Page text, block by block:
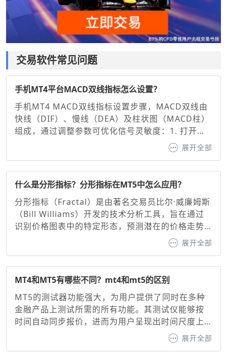
交易软件常见问题
手机MT4平台MACD双线指标怎么设置？
手机MT4 MACD双线指标设置步骤，MACD双线由
快线（DIF）、慢线（DEA）及柱状图（MACD柱）
组成，通过调整参数可优化信号灵敏度：1. 打开图
表并添加指标：在MT4手机端选择交易品种图表，
点击底部“指标”按钮，搜索并添加“MACD”。2. 基础
（26周期EMA）、信号线（9周期EMA）。调整建
议：快线与慢线：缩短周期（如10/20）可增强灵敏
度，延长周期（如20/50）可过滤噪音。信号线：通
常固定为9周期EMA，用于确认买卖信号。
展开全部
什么是分形指标？分形指标在MT5中怎么应用？
分形指标（Fractal）是由著名交易员比尔·威廉姆斯
（Bill Williams）开发的技术分析工具，旨在通过
识别价格图表中的特定形态，预测潜在的价格走势
并生成看涨或看跌信号。其核心原理基于混沌理论
中的自相似性原则，通过识别价格的高点或低点形
力位。分形指标作为MT5交易平台内置的经典工
具，为交易者提供了直观的价格转折点识别方法。
展开全部
MT4和MT5有哪些不同？mt4和mt5的区别
MT5的测试器功能强大，为用户提供了同时在多种
金融产品上测试所需的所有功能。其测试仪能够按
时间自动同步报价，进而为用户呈现出时间尺度上
清晰同步的盈利能力曲线。相比之下，MT4 则不具
备这一功能，这无疑是 MT4 的一大短板。不过，尽
展开全部